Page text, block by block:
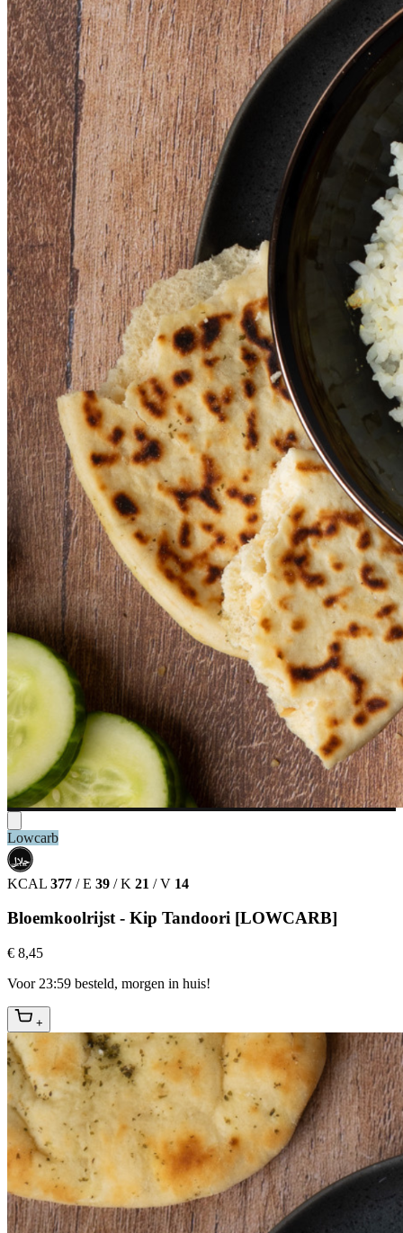
Lowcarb
حلال
HALAL
KCAL 377 / E 39 / K 21 / V 14
Bloemkoolrijst - Kip Tandoori [LOWCARB]
€ 8,45
Voor 23:59 besteld, morgen in huis!
+